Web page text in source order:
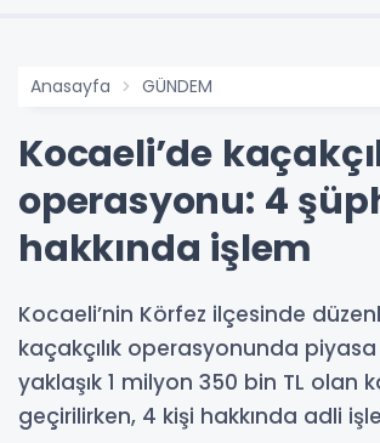
Anasayfa GÜNDEM
Kocaeli’de
operasyonu: 4
hakkında işlem
Kocaeli’nin Körfez ilçesinde
kaçakçılık operasyonunda
yaklaşık 1 milyon 350 bin TL olan
geçirilirken, 4 kişi hakkında adli